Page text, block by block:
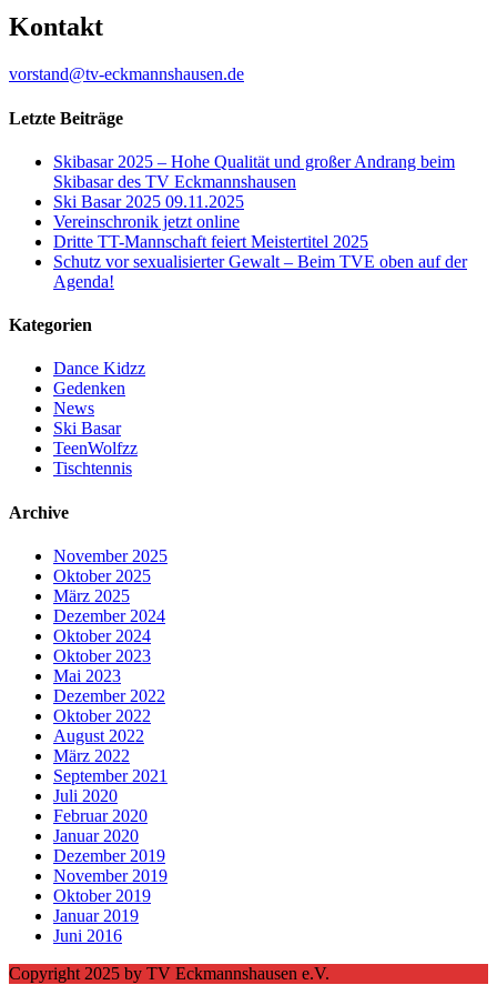
Kontakt
vorstand@tv-eckmannshausen.de
Letzte Beiträge
Skibasar 2025 – Hohe Qualität und großer Andrang beim
Skibasar des TV Eckmannshausen
Ski Basar 2025 09.11.2025
Vereinschronik jetzt online
Dritte TT-Mannschaft feiert Meistertitel 2025
Schutz vor sexualisierter Gewalt – Beim TVE oben auf der
Agenda!
Kategorien
Dance Kidzz
Gedenken
News
Ski Basar
TeenWolfzz
Tischtennis
Archive
November 2025
Oktober 2025
März 2025
Dezember 2024
Oktober 2024
Oktober 2023
Mai 2023
Dezember 2022
Oktober 2022
August 2022
März 2022
September 2021
Juli 2020
Februar 2020
Januar 2020
Dezember 2019
November 2019
Oktober 2019
Januar 2019
Juni 2016
Copyright 2025 by TV Eckmannshausen e.V.